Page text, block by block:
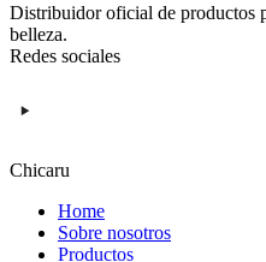
Distribuidor oficial de productos
belleza.
Redes sociales
Chicaru
Home
Sobre nosotros
Productos